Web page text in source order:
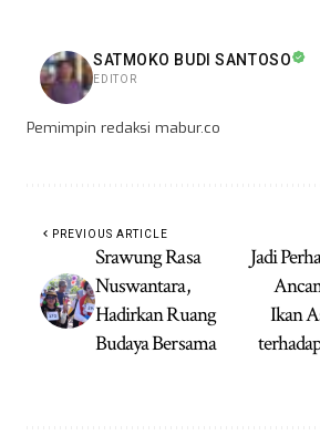
SATMOKO BUDI SANTOSO
EDITOR
Pemimpin redaksi mabur.co
PREVIOUS ARTICLE
Srawung Rasa
Nuswantara,
Hadirkan Ruang
Budaya Bersama
Jadi
Ikan